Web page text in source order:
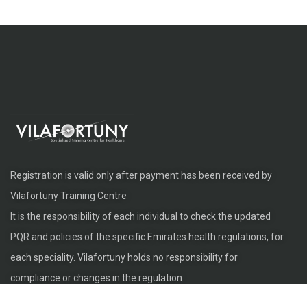
Registration is valid only after payment has been received by
Vilafortuny Training Centre
It is the responsibility of each individual to check the updated
PQR and policies of the specific Emirates health regulations, for
each speciality. Vilafortuny holds no responsibility for
compliance or changes in the regulation